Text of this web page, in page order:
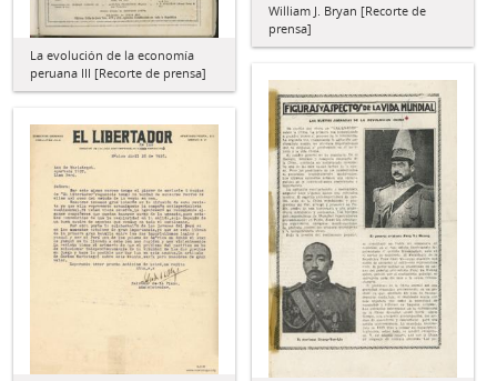
William J. Bryan [Recorte de
prensa]
La evolución de la economía
peruana III [Recorte de prensa]